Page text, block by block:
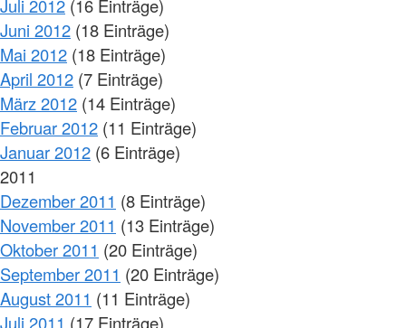
Juli 2012 (16 Einträge)
Juni 2012 (18 Einträge)
Mai 2012 (18 Einträge)
April 2012 (7 Einträge)
März 2012 (14 Einträge)
Februar 2012 (11 Einträge)
Januar 2012 (6 Einträge)
2011
Dezember 2011 (8 Einträge)
November 2011 (13 Einträge)
Oktober 2011 (20 Einträge)
September 2011 (20 Einträge)
August 2011 (11 Einträge)
Juli 2011 (17 Einträge)